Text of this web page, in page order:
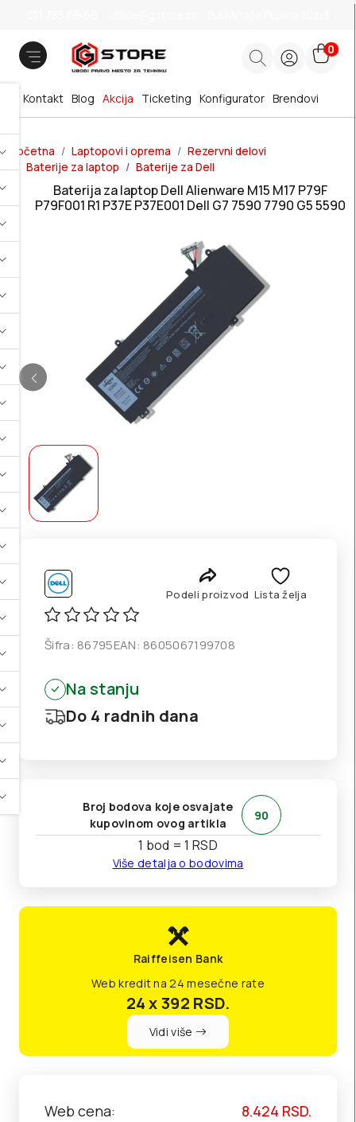
0
Brendovi
Blog Akcija
Kontakt Ticketing Konfigurator
Početna Laptopovi i oprema
Rezervni delovi
Baterije za laptop
Baterije za Dell
Baterija za laptop Dell Alienware M15 M17 P79F
P79F001 R1 P37E P37E001 Dell G7 7590 7790 G5 5590
Podeli proizvod Lista želja
Šifra: 86795EAN: 8605067199708
Na stanju
Do 4 radnih dana
Broj bodova koje osvajate
kupovinom ovog artikla
90
1 bod = 1 RSD
Više detalja o bodovima
Raiffeisen Bank
Web kredit na 24 mesečne rate
24 x 392 RSD.
Vidi više
Web cena: 8.424 RSD.